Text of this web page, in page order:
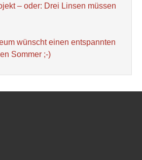
– oder: Drei Linsen müssen
wünscht einen entspannten
Sommer ;-)